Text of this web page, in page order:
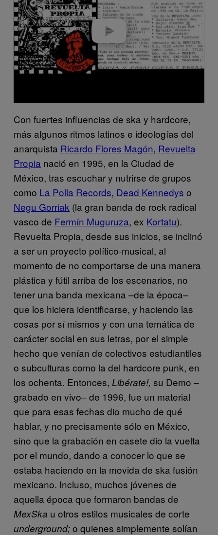
d
e
o
Con fuertes influencias de ska y hardcore,
más algunos ritmos latinos e ideologías del
anarquista Ricardo Flores Magón, Revuelta
Propia nació en 1995, en la Ciudad de
México, tras escuchar y nutrirse de grupos
como La Polla Records, Dead Kennedys o
Negu Gorriak (la gran banda de rock radical
vasco de Fermín Muguruza, ex Kortatu).
Revuelta Propia, desde sus inicios, se inclinó
a ser un proyecto político-musical, al
momento de no comportarse de una manera
plástica y fútil arriba de los escenarios, no
tener una banda mexicana –de la época–
que los hiciera identificarse, y haciendo las
cosas por sí mismos y con una temática de
carácter social en sus letras, por el simple
hecho que venían de colectivos estudiantiles
o subculturas como la del hardcore punk, en
los ochenta. Entonces, Libérate!, su Demo –
grabado en vivo– de 1996, fue un material
que para esas fechas dio mucho de qué
hablar, y no precisamente sólo en México,
sino que la grabación en casete dio la vuelta
por el mundo, dando a conocer lo que se
estaba haciendo en la movida de ska fusión
mexicano. Incluso, muchos jóvenes de
aquella época que formaron bandas de
MexSka u otros estilos musicales de corte
underground;o quienes simplemente solían